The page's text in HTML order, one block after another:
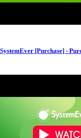
SystemEver [Purchase] -